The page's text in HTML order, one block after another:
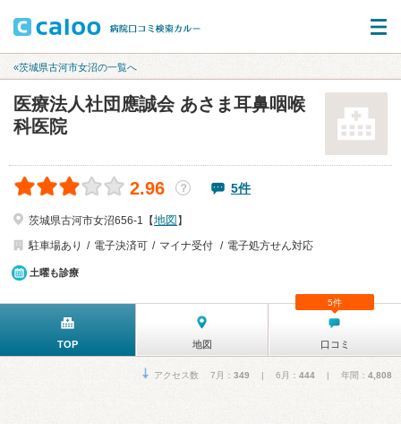
«茨城県古河市女沼の一覧へ
医療法人社団應誠会 あさま耳鼻咽喉
科医院
2.96 ？ 5件
茨城県古河市女沼656-1【地図 】
駐車場あり
電子決済可 マイナ受付 電子処方せん対応
土曜も診療
TOP 地図 口コミ
5件
アクセス数 7月： 349 | 6月： 444 | 年間： 4,808